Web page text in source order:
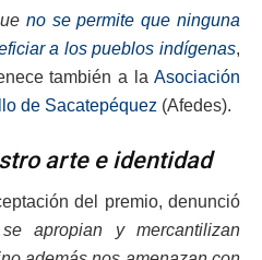
no se permite que ninguna
a los pueblos indígenas,
también a la Asociación
de Sacatepéquez (Afedes).
arte e identidad
del premio, denunció
apropian y mercantilizan